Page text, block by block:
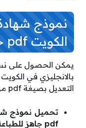
نموذج
الكويت pdf جاهز للطباعة
يمكن الحصول على
بالانجليزي في
التعديل بصيغة pdf من خلال الضغط على الرابط التالي:
تحميل نموذج
pdf جاهز للطباعة: